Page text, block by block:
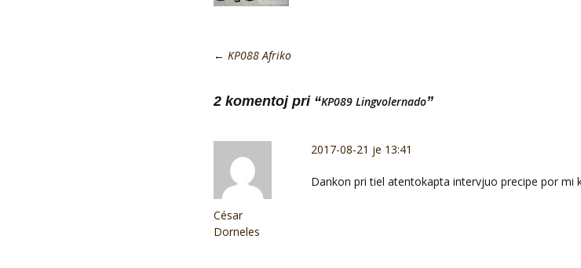
← KP088 Afriko
2 komentoj pri “KP089 Lingvolernado”
César
Dorneles
2017-08-21 je 13:41
Dankon pri tiel atentokapta intervjuo precipe por mi